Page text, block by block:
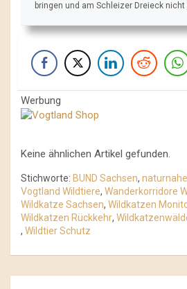
bringen und am Schleizer Dreieck nicht
Werbung
Keine ähnlichen Artikel gefunden.
Stichworte: BUND Sachsen,
Vogtland Wildtiere, Wanderkorridore
Wildkatze Sachsen, Wildkatzen
Wildkatzen Rückkehr,
, Wildtier Schutz